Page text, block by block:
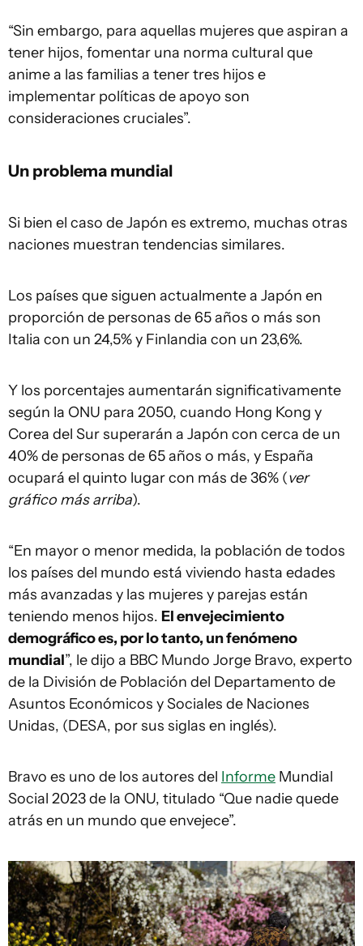
“Sin embargo, para aquellas mujeres que aspiran a
tener hijos, fomentar una norma cultural que
anime a las familias a tener tres hijos e
implementar políticas de apoyo son
consideraciones cruciales”.
Un problema mundial
Si bien el caso de Japón es extremo, muchas otras
naciones muestran tendencias similares.
Los países que siguen actualmente a Japón en
proporción de personas de 65 años o más son
Italia con un 24,5% y Finlandia con un 23,6%.
Y los porcentajes aumentarán significativamente
según la ONU para 2050, cuando Hong Kong y
Corea del Sur superarán a Japón con cerca de un
40% de personas de 65 años o más, y España
ocupará el quinto lugar con más de 36% (ver
gráfico más arriba).
“En mayor o menor medida, la población de todos
los países del mundo está viviendo hasta edades
más avanzadas y las mujeres y parejas están
teniendo menos hijos. El envejecimiento
demográfico es, por lo tanto, un fenómeno
mundial”, le dijo a BBC Mundo Jorge Bravo, experto
de la División de Población del Departamento de
Asuntos Económicos y Sociales de Naciones
Unidas, (DESA, por sus siglas en inglés).
Bravo es uno de los autores del Informe Mundial
Social 2023 de la ONU, titulado “Que nadie quede
atrás en un mundo que envejece”.